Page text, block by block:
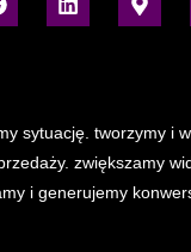
sytuację. tworzymy i
zwiększamy
i generujemy